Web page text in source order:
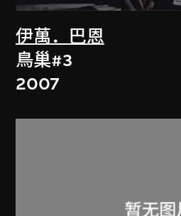
伊萬．巴恩
鳥巢#3
2007